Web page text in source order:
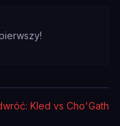
Kled vs Cho'Gath